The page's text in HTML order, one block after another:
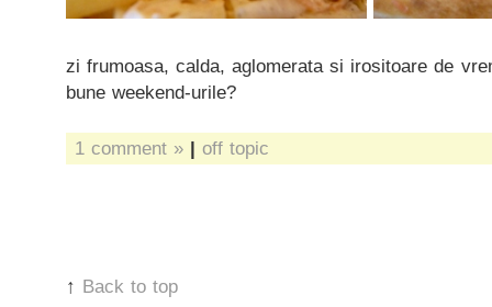
zi frumoasa, calda, aglomerata si irositoare de
bune weekend-urile?
1 comment » | off topic
↑ Back to top